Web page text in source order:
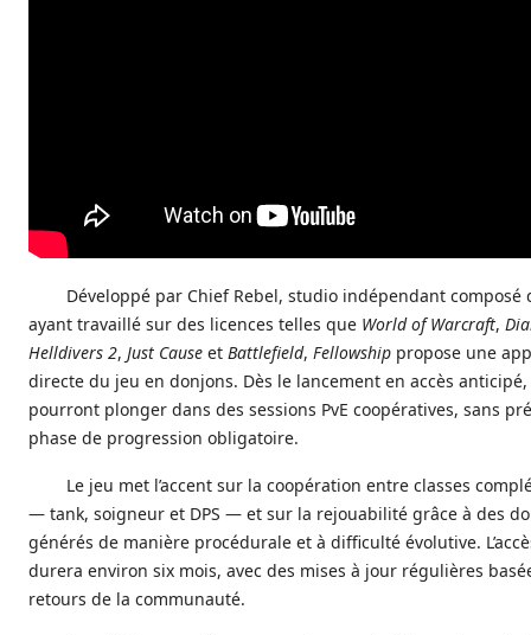
Développé par Chief Rebel, studio indépendant composé
ayant travaillé sur des licences telles que World of Warcraft,
Helldivers 2, Just Cause et Battlefield, Fellowship propose une
directe du jeu en donjons. Dès le lancement en accès
pourront plonger dans des sessions PvE coopératives, sans
phase de progression obligatoire.
Le jeu met l’accent sur la coopération entre classes
— tank, soigneur et DPS — et sur la rejouabilité grâce à des
générés de manière procédurale et à difficulté évolutive.
durera environ six mois, avec des mises à jour régulières
retours de la communauté.